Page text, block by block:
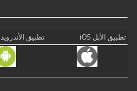
تطبيق الأبل iOS تطبيق الأندرويد Android